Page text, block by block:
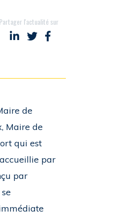
Partager l'actualité sur
Partager sur LinkedIn
Partager sur Twitter
Partager sur
de
Maire de
qui est
par
par